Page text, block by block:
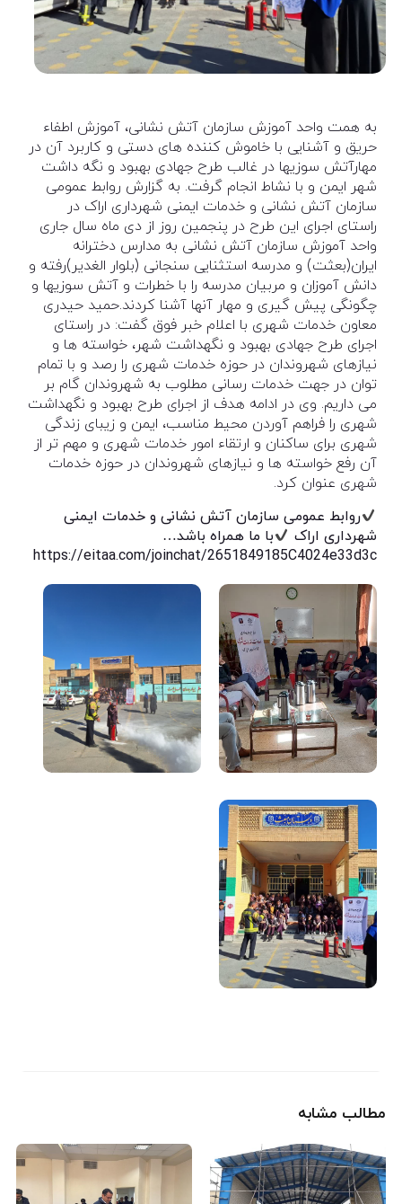
به همت واحد آموزش سازمان آتش نشانی، آموزش اطفاء
حریق و آشنایی با خاموش کننده های دستی و کاربرد آن در
مهارآتش سوزیها در غالب طرح جهادی بهبود و نگه داشت
شهر ایمن و با نشاط انجام گرفت. به گزارش روابط عمومی
سازمان آتش نشانی و خدمات ایمنی شهرداری اراک در
راستای اجرای این طرح در پنجمین روز از دی ماه سال جاری
واحد آموزش سازمان آتش نشانی به مدارس دخترانه
ایران(بعثت) و مدرسه استثنایی سنجانی (بلوار الغدیر)رفته و
دانش آموزان و مربیان مدرسه را با خطرات و آتش سوزیها و
چگونگی پیش گیری و مهار آنها آشنا کردند.حمید حیدری
معاون خدمات شهری با اعلام خبر فوق گفت: در راستای
اجرای طرح جهادی بهبود و نگهداشت شهر، خواسته ها و
نیازهای شهروندان در حوزه خدمات شهری را رصد و با تمام
توان در جهت خدمات رسانی مطلوب به شهروندان گام بر
می داریم. وی در ادامه هدف از اجرای طرح بهبود و نگهداشت
شهری را فراهم آوردن محیط مناسب، ایمن و زیبای زندگی
شهری برای ساکنان و ارتقاء امور خدمات شهری و مهم تر از
آن رفع خواسته ها و نیازهای شهروندان در حوزه خدمات
شهری عنوان کرد.
روابط عمومی سازمان آتش نشانی و خدمات ایمنی
شهرداری اراک
با ما همراه باشد…
https://eitaa.com/joinchat/2651849185C4024e33d3c
مطالب مشابه